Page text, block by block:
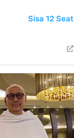
Sisa 12 Seat